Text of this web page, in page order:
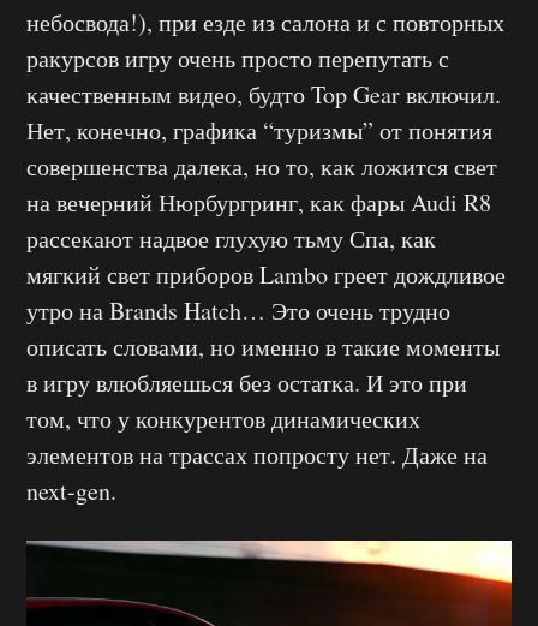
небосвода!), при езде из салона и с повторных
ракурсов игру очень просто перепутать с
качественным видео, будто Top Gear включил.
Нет, конечно, графика “туризмы” от понятия
совершенства далека, но то, как ложится свет
на вечерний Нюрбургринг, как фары Audi R8
рассекают надвое глухую тьму Спа, как
мягкий свет приборов Lambo греет дождливое
утро на Brands Hatch… Это очень трудно
описать словами, но именно в такие моменты
в игру влюбляешься без остатка. И это при
том, что у конкурентов динамических
элементов на трассах попросту нет. Даже на
next-gen.